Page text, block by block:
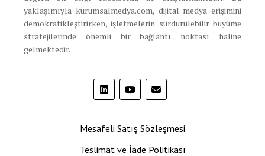
yaklaşımıyla kurumsalmedya.com, dijital medya erişimini
demokratikleştirirken, işletmelerin sürdürülebilir büyüme
stratejilerinde önemli bir bağlantı noktası haline
gelmektedir.
Mesafeli Satış Sözleşmesi
Teslimat ve İade Politikası